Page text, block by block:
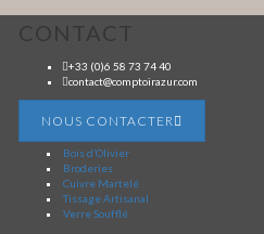
CONTACT
+33 (0)6 58 73 74 40
contact@comptoirazur.com
NOUS CONTACTER
Bois d’Olivier
Broderies
Cuivre Martelé
Tissage Artisanal
Verre Soufflé